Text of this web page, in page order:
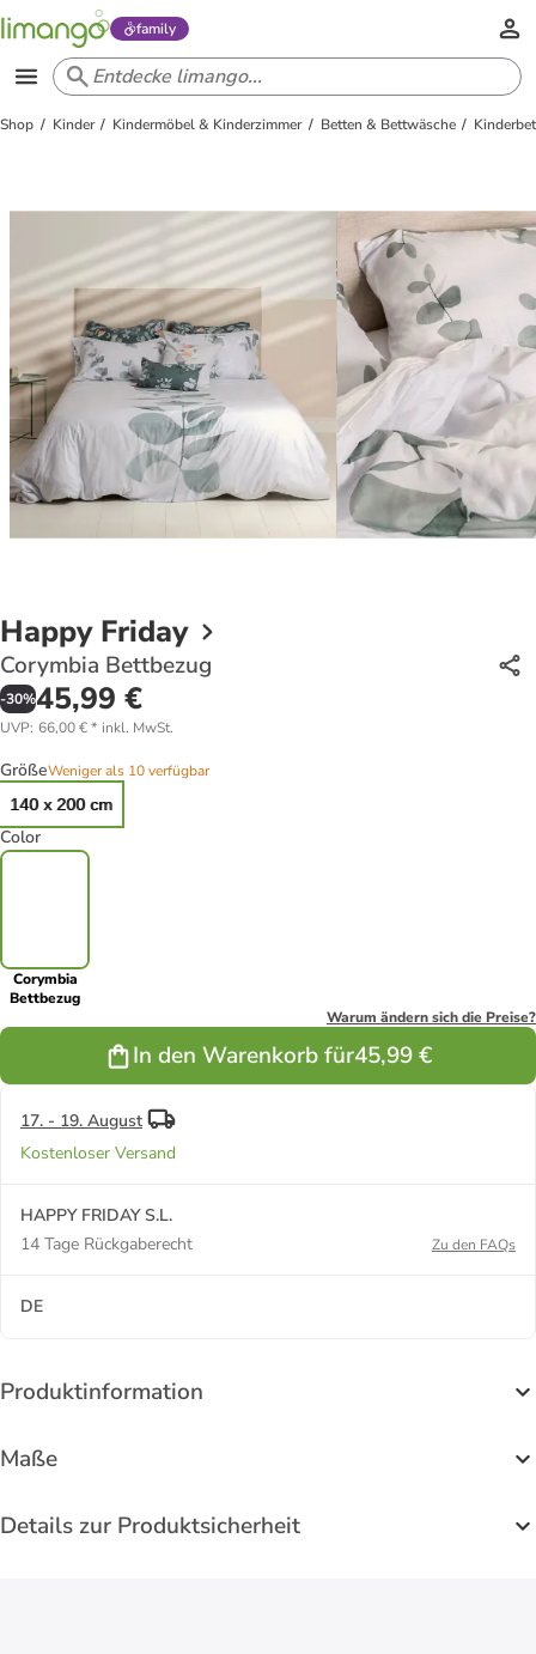
family
Shop Kinder Kindermöbel & Kinderzimmer Betten & Bettwäsche
Happy Friday
Corymbia Bettbezug
-30%45,99 €
UVP: 66,00 €* inkl. MwSt.
GrößeWeniger als 10 verfügbar
140 x 200 cm
Color
Corymbia
Bettbezug
Warum ändern sich die Preise?
In den Warenkorb für45,99 €
17. - 19. August
Kostenloser Versand
HAPPY FRIDAY S.L.
14 Tage Rückgaberecht
Zu den FAQs
DE
Produktinformation
Maße
Details zur Produktsicherheit